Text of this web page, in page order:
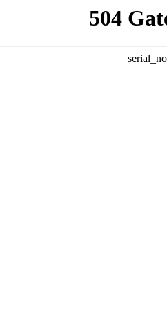
504